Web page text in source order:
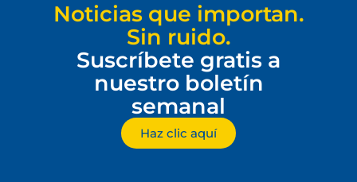
Noticias que importan.
Sin ruido.
Suscríbete gratis a
nuestro boletín
semanal
Haz clic aquí